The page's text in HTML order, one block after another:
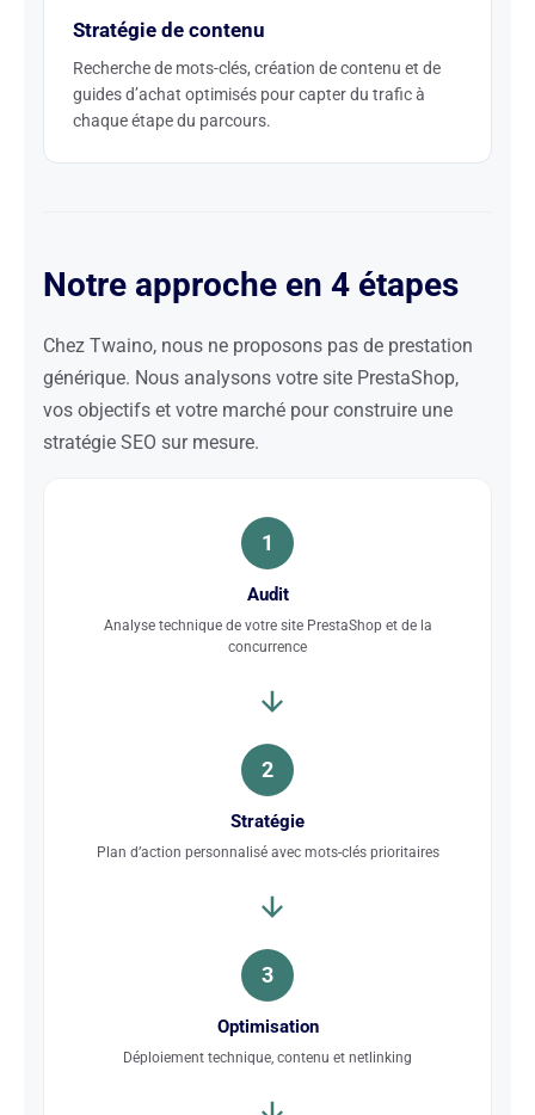
Stratégie de contenu
Recherche de mots-clés, création de contenu et de
guides d’achat optimisés pour capter du trafic à
chaque étape du parcours.
Notre approche en 4 étapes
Chez Twaino, nous ne proposons pas de prestation
générique. Nous analysons votre site PrestaShop,
vos objectifs et votre marché pour construire une
stratégie SEO sur mesure.
1
Audit
Analyse technique de votre site PrestaShop et de la
concurrence
2
Stratégie
Plan d’action personnalisé avec mots-clés prioritaires
3
Optimisation
Déploiement technique, contenu et netlinking